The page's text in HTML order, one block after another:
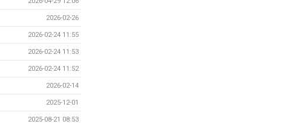
2026-02-26
2026-02-24 11:55
2026-02-24 11:53
2026-02-24 11:52
2026-02-14
2025-12-01
2025-08-21 08:53